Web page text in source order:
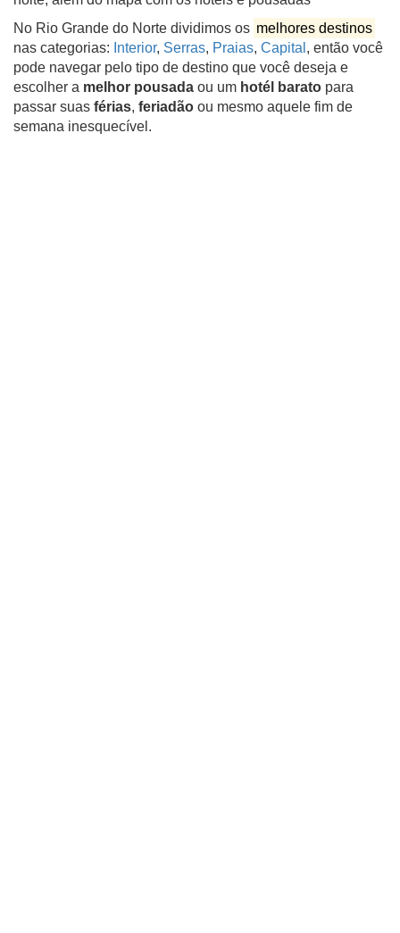
No Rio Grande do Norte dividimos os melhores destinos
nas categorias: Interior, Serras, Praias, Capital , então você
pode navegar pelo tipo de destino que você deseja e
escolher a melhor pousada ou um hotél barato para
passar suas férias, feriadão ou mesmo aquele fim de
semana inesquecível.